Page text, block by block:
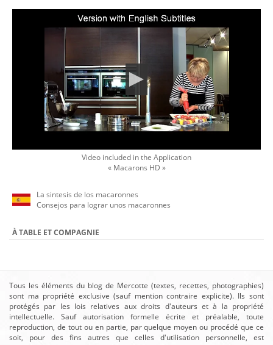
Video included in the Application
« Macarons HD »
La sintesis de los macaronnes
Consejos para lograr unos macaronnes
À TABLE ET COMPAGNIE
Tous les éléments du blog de Mercotte (textes, recettes, photographies)
sont ma propriété exclusive (sauf mention contraire explicite). Ils sont
protégés par les lois relatives aux droits d'auteurs et à la propriété
intellectuelle. Sauf autorisation formelle écrite et préalable, toute
reproduction, de tout ou en partie, par quelque moyen ou procédé que ce
soit, pour des fins autres que celles d'utilisation personnelle, est